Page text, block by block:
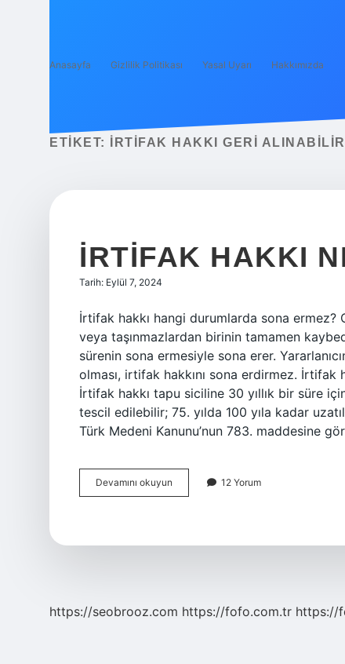
Anasayfa Gizlilik Politikası Yasal Uyarı Hakkımızda
ETIKET: İRTIFAK HAKKI GERI ALINABILIR
İRTIFAK HAKKI
Tarih: Eylül 7, 2024
İrtifak hakkı hangi durumlarda sona
veya taşınmazlardan birinin tamamen
sürenin sona ermesiyle sona erer.
olması, irtifak hakkını sona erdirmez. İrtifak
İrtifak hakkı tapu siciline 30 yıllık bir süre
tescil edilebilir; 75. yılda 100 yıla kadar
Türk Medeni Kanunu’nun 783. maddesine
Devamını okuyun
Hakkı
12 Yorum
https://seobrooz.com https://fofo.com.tr https://